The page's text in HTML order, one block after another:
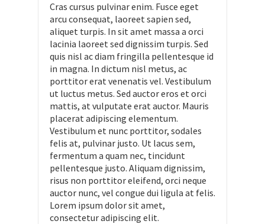
Cras cursus pulvinar enim. Fusce eget
arcu consequat, laoreet sapien sed,
aliquet turpis. In sit amet massa a orci
lacinia laoreet sed dignissim turpis. Sed
quis nisl ac diam fringilla pellentesque id
in magna. In dictum nisl metus, ac
porttitor erat venenatis vel. Vestibulum
ut luctus metus. Sed auctor eros et orci
mattis, at vulputate erat auctor. Mauris
placerat adipiscing elementum.
Vestibulum et nunc porttitor, sodales
felis at, pulvinar justo. Ut lacus sem,
fermentum a quam nec, tincidunt
pellentesque justo. Aliquam dignissim,
risus non porttitor eleifend, orci neque
auctor nunc, vel congue dui ligula at felis.
Lorem ipsum dolor sit amet,
consectetur adipiscing elit.